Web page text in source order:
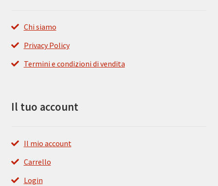
Chi siamo
Privacy Policy
Termini e condizioni di vendita
Il tuo account
Il mio account
Carrello
Login